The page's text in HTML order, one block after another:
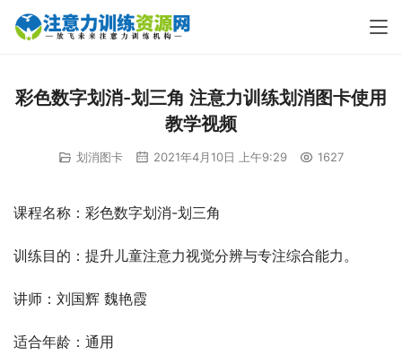
彩色数字划消-划三角 注意力训练划消图卡使用
教学视频
划消图卡 2021年4月10日 上午9:29 1627
课程名称：彩色数字划消-划三角
训练目的：提升儿童注意力视觉分辨与专注综合能力。
讲师：刘国辉 魏艳霞
适合年龄：通用